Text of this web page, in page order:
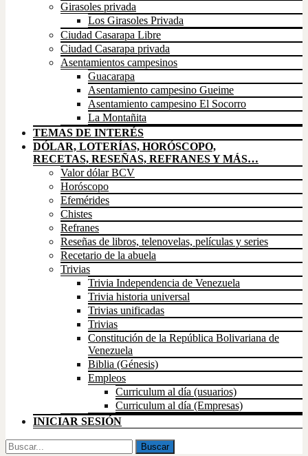
Girasoles privada
Los Girasoles Privada
Ciudad Casarapa Libre
Ciudad Casarapa privada
Asentamientos campesinos
Guacarapa
Asentamiento campesino Gueime
Asentamiento campesino El Socorro
La Montañita
TEMAS DE INTERÉS
DÓLAR, LOTERÍAS, HORÓSCOPO,
RECETAS, RESEÑAS, REFRANES Y MÁS…
Valor dólar BCV
Horóscopo
Efemérides
Chistes
Refranes
Reseñas de libros, telenovelas, películas y series
Recetario de la abuela
Trivias
Trivia Independencia de Venezuela
Trivia historia universal
Trivias unificadas
Trivias
Constitución de la República Bolivariana de
Venezuela
Biblia (Génesis)
Empleos
Curriculum al día (usuarios)
Curriculum al día (Empresas)
INICIAR SESIÓN
Buscar